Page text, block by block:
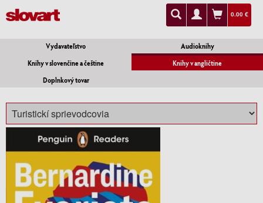
0.00 €
Vydavateľstvo
Audioknihy
Knihy v slovenčine a češtine
Knihy v angličtine
Doplnkový tovar